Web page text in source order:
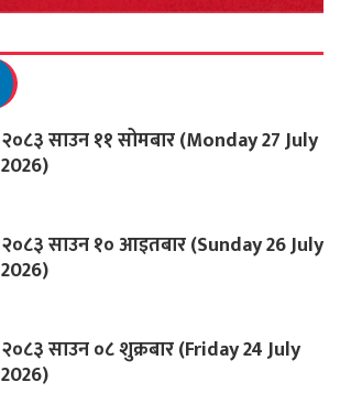
२०८३ साउन ११ सोमबार (Monday 27 July
2026)
२०८३ साउन १० आइतबार (Sunday 26 July
2026)
२०८३ साउन ०८ शुक्रबार (Friday 24 July
2026)